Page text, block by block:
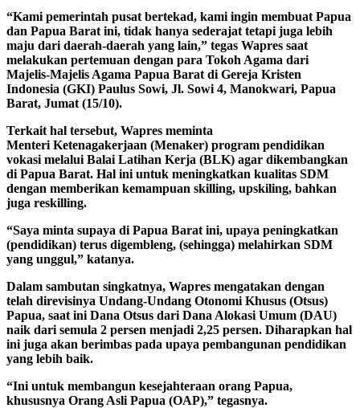
“Kami pemerintah pusat bertekad, kami ingin membuat Papua
dan Papua Barat ini, tidak hanya sederajat tetapi juga lebih
maju dari daerah-daerah yang lain,” tegas Wapres saat
melakukan pertemuan dengan para Tokoh Agama dari
Majelis-Majelis Agama Papua Barat di Gereja Kristen
Indonesia (GKI) Paulus Sowi, Jl. Sowi 4, Manokwari, Papua
Barat, Jumat (15/10).
Terkait hal tersebut, Wapres meminta
Menteri Ketenagakerjaan (Menaker) program pendidikan
vokasi melalui Balai Latihan Kerja (BLK) agar dikembangkan
di Papua Barat. Hal ini untuk meningkatkan kualitas SDM
dengan memberikan kemampuan skilling, upskiling, bahkan
juga reskilling.
“Saya minta supaya di Papua Barat ini, upaya peningkatkan
(pendidikan) terus digembleng, (sehingga) melahirkan SDM
yang unggul,” katanya.
Dalam sambutan singkatnya, Wapres mengatakan dengan
telah direvisinya Undang-Undang Otonomi Khusus (Otsus)
Papua, saat ini Dana Otsus dari Dana Alokasi Umum (DAU)
naik dari semula 2 persen menjadi 2,25 persen. Diharapkan hal
ini juga akan berimbas pada upaya pembangunan pendidikan
yang lebih baik.
“Ini untuk membangun kesejahteraan orang Papua,
khususnya Orang Asli Papua (OAP),” tegasnya.